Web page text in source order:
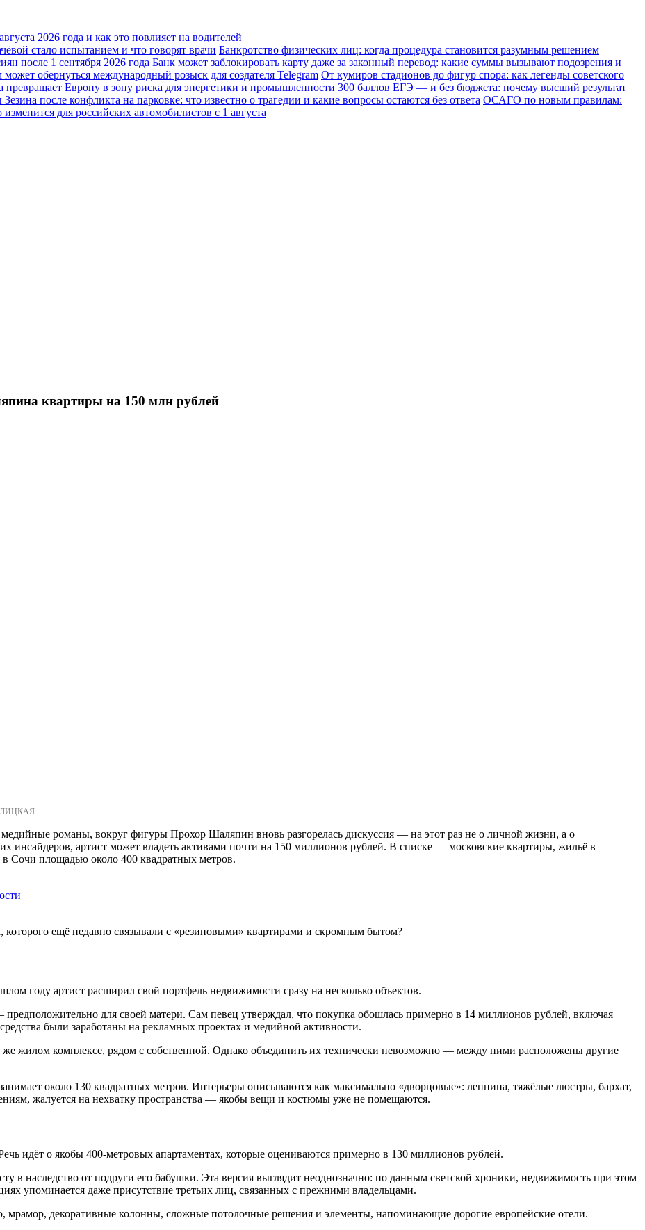
2026 года и как это повлияет на водителей
стало испытанием и что говорят врачи Банкротство физических лиц: когда процедура становится разумным решением
после 1 сентября 2026 года Банк может заблокировать карту даже за законный перевод: какие суммы вызывают подозрения и
обернуться международный розыск для создателя Telegram От кумиров стадионов до фигур спора: как легенды советского
превращает Европу в зону риска для энергетики и промышленности 300 баллов ЕГЭ — и без бюджета: почему высший результат
после конфликта на парковке: что известно о трагедии и какие вопросы остаются без ответа ОСАГО по новым правилам:
для российских автомобилистов с 1 августа
квартиры на 150 млн рублей
романы, вокруг фигуры Прохор Шаляпин вновь разгорелась дискуссия — на этот раз не о личной жизни, а о
инсайдеров, артист может владеть активами почти на 150 миллионов рублей. В списке — московские квартиры, жильё в
Сочи площадью около 400 квадратных метров.
которого ещё недавно связывали с «резиновыми» квартирами и скромным бытом?
году артист расширил свой портфель недвижимости сразу на несколько объектов.
для своей матери. Сам певец утверждал, что покупка обошлась примерно в 14 миллионов рублей, включая
были заработаны на рекламных проектах и медийной активности.
жилом комплексе, рядом с собственной. Однако объединить их технически невозможно — между ними расположены другие
около 130 квадратных метров. Интерьеры описываются как максимально «дворцовые»: лепнина, тяжёлые люстры, бархат,
жалуется на нехватку пространства — якобы вещи и костюмы уже не помещаются.
идёт о якобы 400-метровых апартаментах, которые оцениваются примерно в 130 миллионов рублей.
в наследство от подруги его бабушки. Эта версия выглядит неоднозначно: по данным светской хроники, недвижимость при этом
упоминается даже присутствие третьих лиц, связанных с прежними владельцами.
мрамор, декоративные колонны, сложные потолочные решения и элементы, напоминающие дорогие европейские отели.